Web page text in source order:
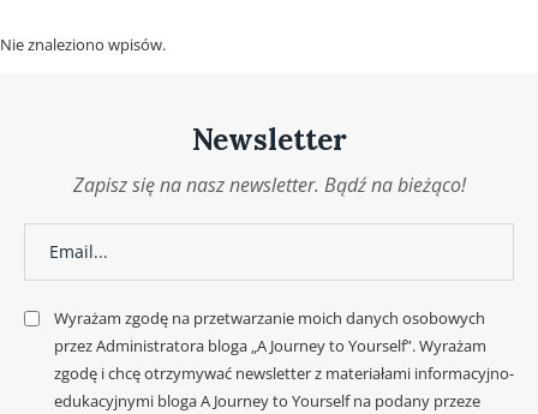
Nie znaleziono wpisów.
Newsletter
Zapisz się na nasz newsletter. Bądź na bieżąco!
Wyrażam zgodę na przetwarzanie moich danych osobowych
przez Administratora bloga „A Journey to Yourself”. Wyrażam
zgodę i chcę otrzymywać newsletter z materiałami informacyjno-
edukacyjnymi bloga A Journey to Yourself na podany przeze